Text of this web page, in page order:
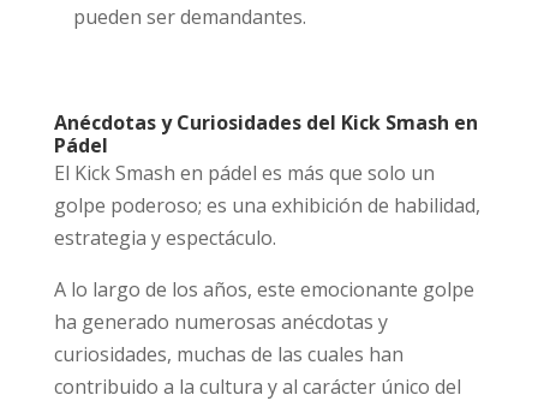
pueden ser demandantes.
Anécdotas y Curiosidades del Kick Smash en
Pádel
El Kick Smash en pádel es más que solo un
golpe poderoso; es una exhibición de habilidad,
estrategia y espectáculo.
A lo largo de los años, este emocionante golpe
ha generado numerosas anécdotas y
curiosidades, muchas de las cuales han
contribuido a la cultura y al carácter único del